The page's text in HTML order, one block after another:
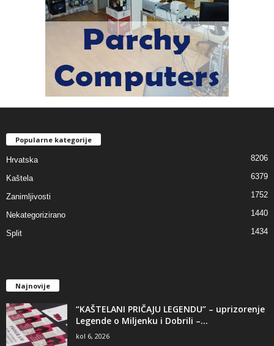
Popularne kategorije
Hrvatska 8206
Kaštela 6379
Zanimljivosti 1752
Nekategorizirano 1440
Split 1434
Najnovije
“KAŠTELANI PRIČAJU LEGENDU” – uprizorenje
Legende o Miljenku i Dobrili –...
kol 6, 2026